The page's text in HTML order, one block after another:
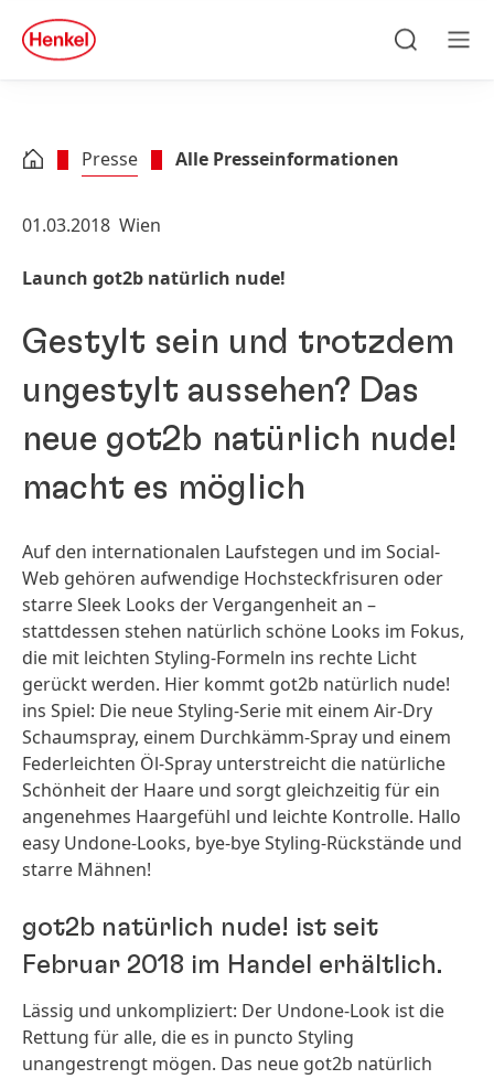
Zu Footer springen
quick
search
Presse Alle Presseinformationen
01.03.2018 Wien
Launch got2b natürlich nude!
Gestylt sein und trotzdem
ungestylt aussehen? Das
neue got2b natürlich nude!
macht es möglich
Auf den internationalen Laufstegen und im Social-
Web gehören aufwendige Hochsteckfrisuren oder
starre Sleek Looks der Vergangenheit an –
stattdessen stehen natürlich schöne Looks im Fokus,
die mit leichten Styling-Formeln ins rechte Licht
gerückt werden. Hier kommt got2b natürlich nude!
ins Spiel: Die neue Styling-Serie mit einem Air-Dry
Schaumspray, einem Durchkämm-Spray und einem
Federleichten Öl-Spray unterstreicht die natürliche
Schönheit der Haare und sorgt gleichzeitig für ein
angenehmes Haargefühl und leichte Kontrolle. Hallo
easy Undone-Looks, bye-bye Styling-Rückstände und
starre Mähnen!
got2b natürlich nude! ist seit
Februar 2018 im Handel erhältlich.
Lässig und unkompliziert: Der Undone-Look ist die
Rettung für alle, die es in puncto Styling
unangestrengt mögen. Das neue got2b natürlich